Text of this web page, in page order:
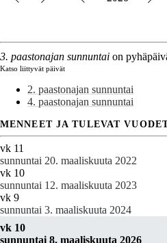
3. paastonajan sunnuntai on
Katso liittyvät päivät
2. paastonajan sunnuntai
4. paastonajan sunnuntai
MENNEET JA TULEVAT
vk 11
sunnuntai 20. maaliskuuta 2022
vk 10
sunnuntai 12. maaliskuuta 2023
vk 9
sunnuntai 3. maaliskuuta 2024
vk 10
sunnuntai 8. maaliskuuta 2026